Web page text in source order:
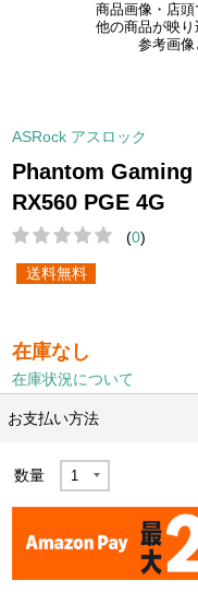
商品画像・店頭
他の商品が映り
参考画像
ASRock アスロック
Phantom
RX560 PGE 4G
(0)
送料無料
在庫なし
在庫状況について
お支払い方法
数量